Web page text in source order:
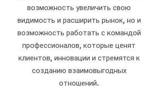
возможность увеличить свою
видимость и расширить рынок, но и
возможность работать с командой
профессионалов, которые ценят
клиентов, инновации и стремятся к
созданию взаимовыгодных
отношений.